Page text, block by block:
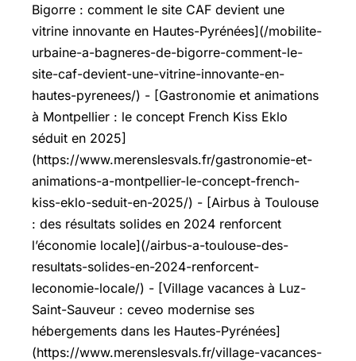
Bigorre : comment le site CAF devient une
vitrine innovante en Hautes-Pyrénées](/mobilite-
urbaine-a-bagneres-de-bigorre-comment-le-
site-caf-devient-une-vitrine-innovante-en-
hautes-pyrenees/) - [Gastronomie et animations
à Montpellier : le concept French Kiss Eklo
séduit en 2025]
(https://www.merenslesvals.fr/gastronomie-et-
animations-a-montpellier-le-concept-french-
kiss-eklo-seduit-en-2025/) - [Airbus à Toulouse
: des résultats solides en 2024 renforcent
l’économie locale](/airbus-a-toulouse-des-
resultats-solides-en-2024-renforcent-
leconomie-locale/) - [Village vacances à Luz-
Saint-Sauveur : ceveo modernise ses
hébergements dans les Hautes-Pyrénées]
(https://www.merenslesvals.fr/village-vacances-